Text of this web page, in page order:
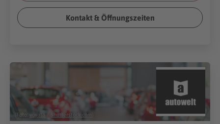
Kontakt & Öffnungszeiten
(Foto: voyata Shutterstock.com